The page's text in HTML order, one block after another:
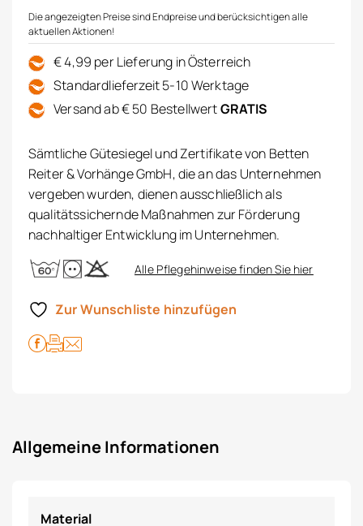
Die angezeigten Preise sind Endpreise und berücksichtigen alle
aktuellen Aktionen!
€ 4,99 per Lieferung in Österreich
Standardlieferzeit 5-10 Werktage
Versand ab € 50 BestellwertGRATIS
Sämtliche Gütesiegel und Zertifikate von Betten
Reiter & Vorhänge GmbH, die an das Unternehmen
vergeben wurden, dienen ausschließlich als
qualitätssichernde Maßnahmen zur Förderung
nachhaltiger Entwicklung im Unternehmen.
Alle Pflegehinweise finden Sie hier
Zur Wunschliste hinzufügen
Allgemeine Informationen
Material